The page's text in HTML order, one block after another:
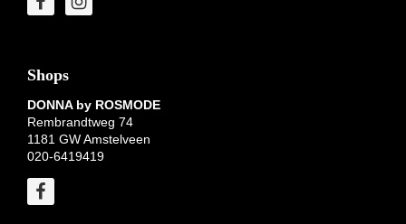
Shops
DONNA by ROSMODE
Rembrandtweg 74
1181 GW Amstelveen
020-6419419